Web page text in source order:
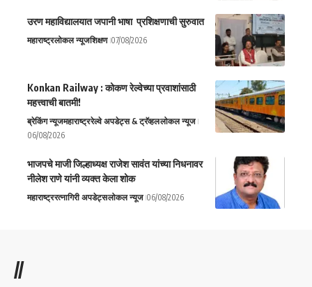
उरण महाविद्यालयात जपानी भाषा प्रशिक्षणाची सुरुवात
महाराष्ट्रलोकल न्यूजशिक्षण 07/08/2026
Konkan Railway : कोकण रेल्वेच्या प्रवाशांसाठी
महत्त्वाची बातमी!
ब्रेकिंग न्यूजमहाराष्ट्ररेल्वे अपडेट्स & ट्रॅव्हललोकल न्यूज
06/08/2026
भाजपचे माजी जिल्हाध्यक्ष राजेश सावंत यांच्या निधनावर
नीलेश राणे यांनी व्यक्त केला शोक
महाराष्ट्ररत्नागिरी अपडेट्सलोकल न्यूज 06/08/2026
//